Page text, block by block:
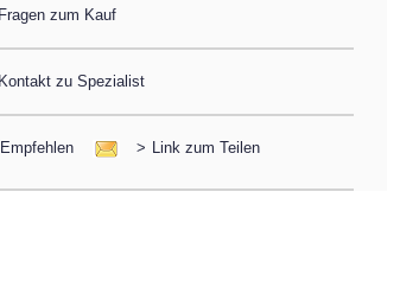
Fragen zum Kauf
Kontakt zu Spezialist
Empfehlen > Link zum Teilen